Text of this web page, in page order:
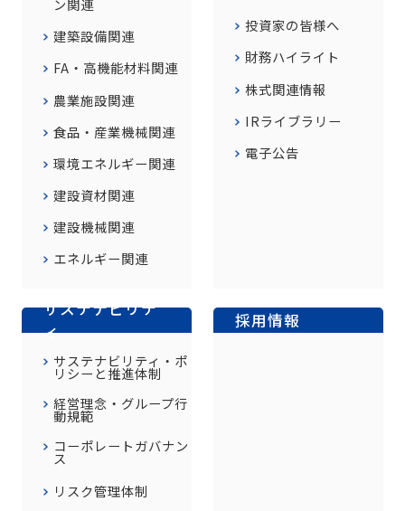
ン関連
建築設備関連
FA・高機能材料関連
農業施設関連
食品・産業機械関連
環境エネルギー関連
建設資材関連
建設機械関連
エネルギー関連
投資家の皆様へ
財務ハイライト
株式関連情報
IRライブラリー
電子公告
サステナビリテ
ィ
サステナビリティ・ポ
リシーと推進体制
経営理念・グループ行
動規範
コーポレートガバナン
ス
リスク管理体制
採用情報